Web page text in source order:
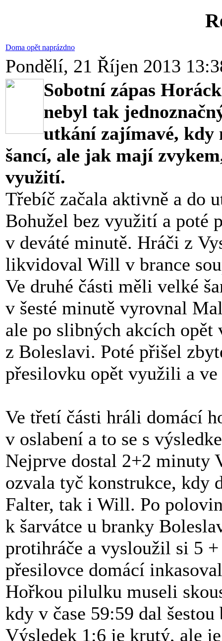
Doma opět naprázdno
Pondělí, 21 Říjen 2013
Sobotní zápas
nebyl tak
utkání zajímavé, kdy
šancí, ale jak mají
využití.
Třebíč začala aktivně a do
Bohužel bez využití a poté
v deváté minutě. Hráči z
likvidoval Will v brance
Ve druhé části měli velké
v šesté minutě vyrovnal
ale po slibných akcích
z Boleslavi. Poté přišel
přesilovku opět využili a
Ve třetí části hráli domácí
v oslabení a to se s
Nejprve dostal 2+2 minuty
ozvala tyč konstrukce, kdy
Falter, tak i Will. Po
k šarvátce u branky
protihráče a vysloužil si 5
přesilovce domácí
Hořkou pilulku museli
kdy v čase 59:59 dal
Výsledek 1:6 je krutý, ale